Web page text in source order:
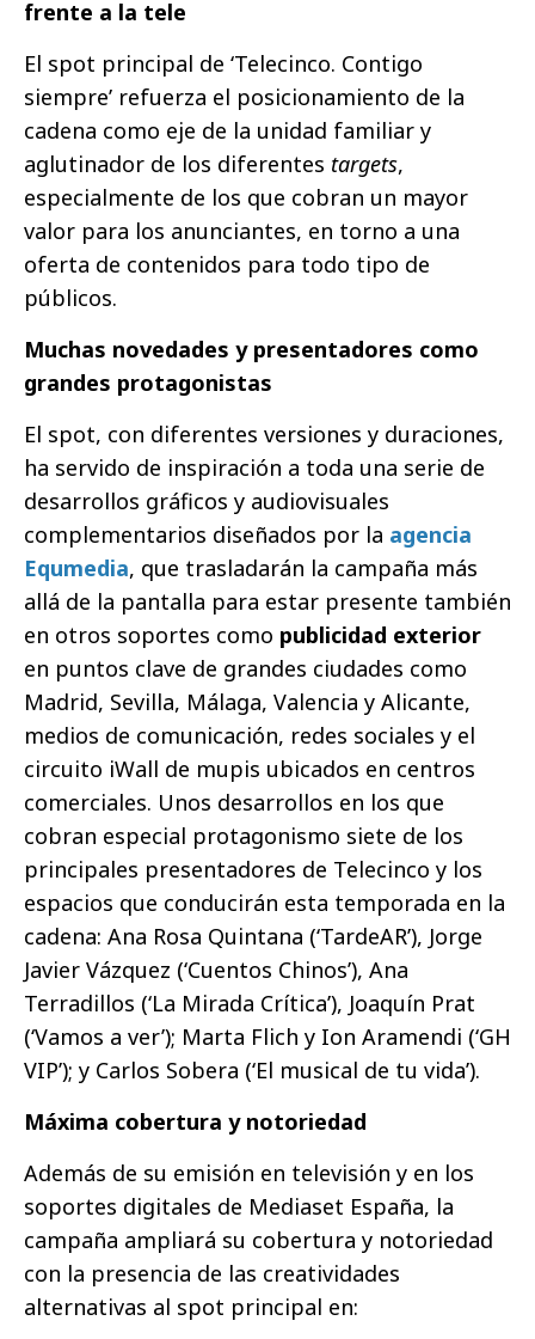
frente a la tele
El spot principal de ‘Telecinco. Contigo
siempre’ refuerza el posicionamiento de la
cadena como eje de la unidad familiar y
aglutinador de los diferentes targets,
especialmente de los que cobran un mayor
valor para los anunciantes, en torno a una
oferta de contenidos para todo tipo de
públicos.
Muchas novedades y presentadores como
grandes protagonistas
El spot, con diferentes versiones y duraciones,
ha servido de inspiración a toda una serie de
desarrollos gráficos y audiovisuales
complementarios diseñados por la agencia
Equmedia, que trasladarán la campaña más
allá de la pantalla para estar presente también
en otros soportes como publicidad exterior
en puntos clave de grandes ciudades como
Madrid, Sevilla, Málaga, Valencia y Alicante,
medios de comunicación, redes sociales y el
circuito iWall de mupis ubicados en centros
comerciales. Unos desarrollos en los que
cobran especial protagonismo siete de los
principales presentadores de Telecinco y los
espacios que conducirán esta temporada en la
cadena: Ana Rosa Quintana (‘TardeAR’), Jorge
Javier Vázquez (‘Cuentos Chinos’), Ana
Terradillos (‘La Mirada Crítica’), Joaquín Prat
(‘Vamos a ver’); Marta Flich y Ion Aramendi (‘GH
VIP’); y Carlos Sobera (‘El musical de tu vida’).
Máxima cobertura y notoriedad
Además de su emisión en televisión y en los
soportes digitales de Mediaset España, la
campaña ampliará su cobertura y notoriedad
con la presencia de las creatividades
alternativas al spot principal en: